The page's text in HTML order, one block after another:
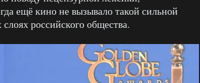
ещё кино не вызывало такой сильной
российского общества.